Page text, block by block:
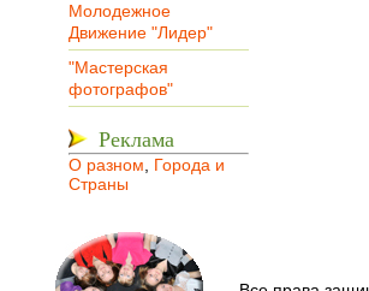
Молодежное
Движение "Лидер"
"Мастерская
фотографов"
Реклама
О разном
Города и
Страны